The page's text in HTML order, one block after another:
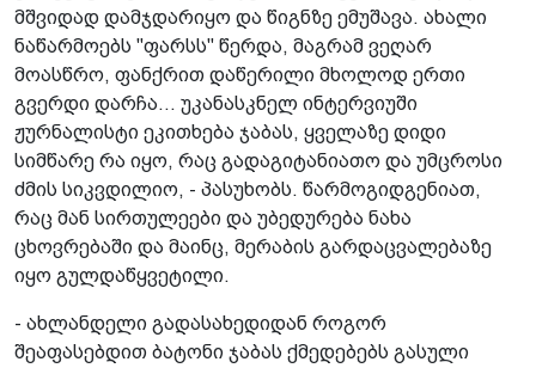
მშვიდად დამჯდარიყო და წიგნზე ემუშავა. ახალი
ნაწარმოებს "ფარსს" წერდა, მაგრამ ვეღარ
მოასწრო, ფანქრით დაწერილი მხოლოდ ერთი
გვერდი დარჩა... უკანასკნელ ინტერვიუში
ჟურნალისტი ეკითხება ჯაბას, ყველაზე დიდი
სიმწარე რა იყო, რაც გადაგიტანიათო და უმცროსი
ძმის სიკვდილიო, - პასუხობს. წარმოგიდგენიათ,
რაც მან სირთულეები და უბედურება ნახა
ცხოვრებაში და მაინც, მერაბის გარდაცვალებაზე
იყო გულდაწყვეტილი.
- ახლანდელი გადასახედიდან როგორ
შეაფასებდით ბატონი ჯაბას ქმედებებს გასული